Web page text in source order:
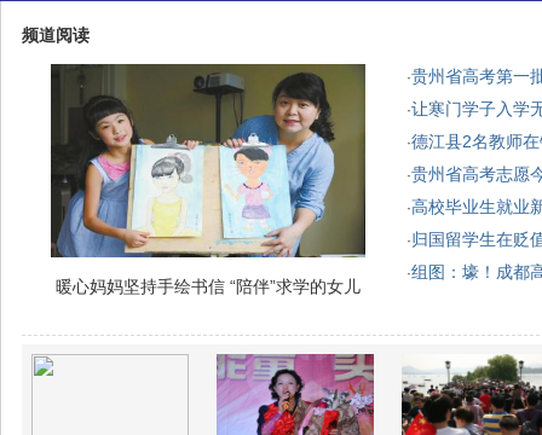
频道阅读
暖心妈妈坚持手绘书信 “陪伴”求学的女儿
·贵州省高考第一
·让寒门学子入学
·德江县2名教师
·贵州省高考志愿
·高校毕业生就业
·归国留学生在贬
·组图：壕！成都